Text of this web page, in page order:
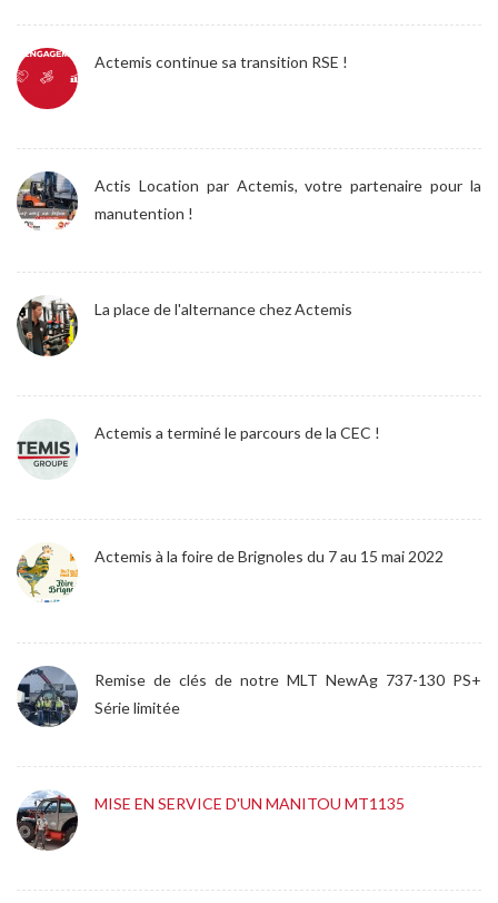
Actemis continue sa transition RSE !
Actis Location par Actemis, votre partenaire pour la
manutention !
La place de l'alternance chez Actemis
Actemis a terminé le parcours de la CEC !
Actemis à la foire de Brignoles du 7 au 15 mai 2022
Remise de clés de notre MLT NewAg 737-130 PS+
Série limitée
MISE EN SERVICE D'UN MANITOU MT1135